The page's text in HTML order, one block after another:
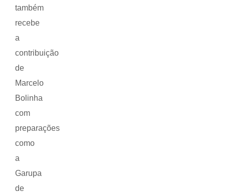
também
recebe
a
contribuição
de
Marcelo
Bolinha
com
preparações
como
a
Garupa
de